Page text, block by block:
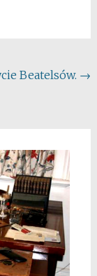
Beatelsów. →